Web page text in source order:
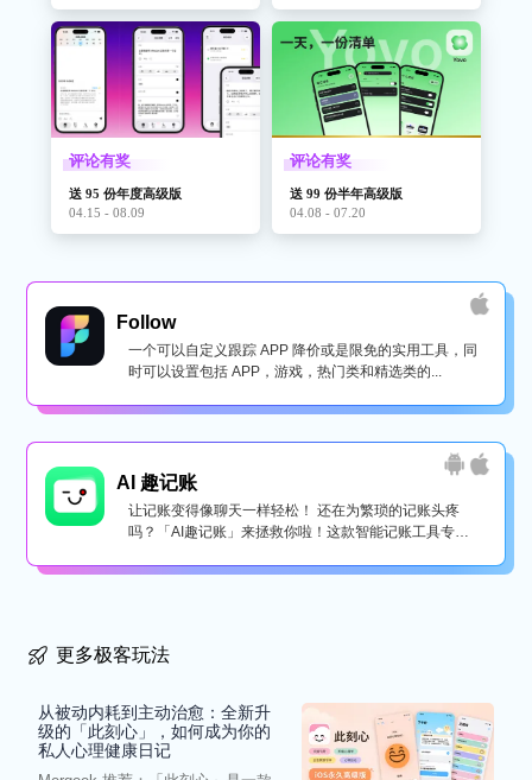
评论有奖
送 95 份年度高级版
04.15 - 08.09
评论有奖
送 99 份半年高级版
04.08 - 07.20
Follow
一个可以自定义跟踪 APP 降价或是限免的实用工具，同
时可以设置包括 APP，游戏，热门类和精选类的...
AI 趣记账
让记账变得像聊天一样轻松！ 还在为繁琐的记账头疼
吗？「AI趣记账」来拯救你啦！这款智能记账工具专为
更多极客玩法
从被动内耗到主动治愈：全新升
级的「此刻心」，如何成为你的
私人心理健康日记